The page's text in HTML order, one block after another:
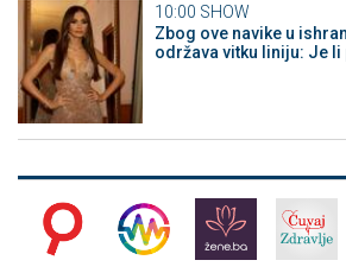
10:00 SHOW
Zbog ove navike u
održava vitku liniju: Je li